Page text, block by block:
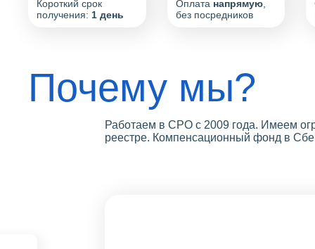
Короткий срок
получения: 1 день
Оплата напрямую,
без посредников
Почему мы?
Работаем в СРО с 2009 года. Имеем
реестре. Компенсационный фонд в